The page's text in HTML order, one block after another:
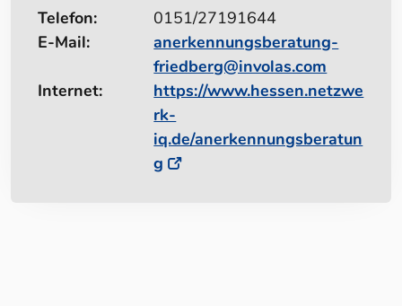
Telefon:
0151/27191644
E-Mail:
anerkennungsberatung-
friedberg@involas.com
Internet:
https://www.hessen.netzwe
rk-
iq.de/anerkennungsberatun
g